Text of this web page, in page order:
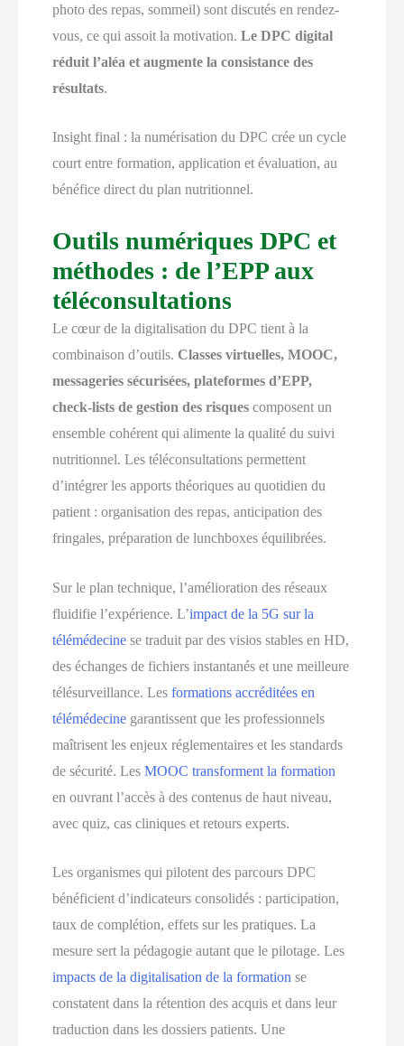
photo des repas, sommeil) sont discutés en rendez-
vous, ce qui assoit la motivation.Le DPC digital
réduit l’aléa et augmente la consistance des
résultats.
Insight final : la numérisation du DPC crée un cycle
court entre formation, application et évaluation, au
bénéfice direct du plan nutritionnel.
Outils numériques DPC et
méthodes : de l’EPP aux
téléconsultations
Le cœur de la digitalisation du DPC tient à la
combinaison d’outils.Classes virtuelles, MOOC,
messageries sécurisées, plateformes d’EPP,
check-lists de gestion des risques composent un
ensemble cohérent qui alimente la qualité du suivi
nutritionnel. Les téléconsultations permettent
d’intégrer les apports théoriques au quotidien du
patient : organisation des repas, anticipation des
fringales, préparation de lunchboxes équilibrées.
Sur le plan technique, l’amélioration des réseaux
fluidifie l’expérience. L’impact de la 5G sur la
télémédecine se traduit par des visios stables en HD,
des échanges de fichiers instantanés et une meilleure
télésurveillance. Lesformations accréditées en
télémédecine garantissent que les professionnels
maîtrisent les enjeux réglementaires et les standards
de sécurité. LesMOOC transforment la formation
en ouvrant l’accès à des contenus de haut niveau,
avec quiz, cas cliniques et retours experts.
Les organismes qui pilotent des parcours DPC
bénéficient d’indicateurs consolidés : participation,
taux de complétion, effets sur les pratiques. La
mesure sert la pédagogie autant que le pilotage. Les
impacts de la digitalisation de la formation se
constatent dans la rétention des acquis et dans leur
traduction dans les dossiers patients. Une